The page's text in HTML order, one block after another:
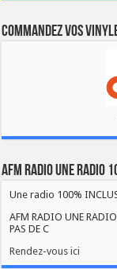
Commandez vos
AFM RADIO UNE RADIO
Une radio 100%
AFM RADIO UNE
PAS DE C
Rendez-vous ici